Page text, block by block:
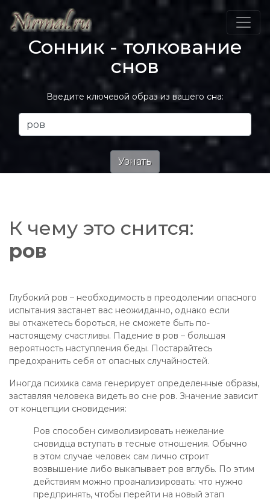
Сонник - толкование
снов
Введите ключевой образ из вашего сна:
К чему это снится:
ров
Глубокий ров – необходимость в преодолении опасного
испытания застанет вас неожиданно, однако если
вы откажетесь бороться, не сможете быть по-
настоящему счастливы. Падение в ров – большая
вероятность наступления беды. Постарайтесь
предохранить себя от опасных случайностей.
Иногда психика сама генерирует определенные образы,
заставляя человека видеть во сне ров. Значение зависит
от концепции сновидения:
Ров способен символизировать нежелание
сновидца вступать в тесные отношения. Обычно
в этом случае человек сам лично строит
возвышение либо выкапывает ров вглубь. По этим
действиям можно проанализировать: что нужно
предпринять, чтобы перейти на новый этап